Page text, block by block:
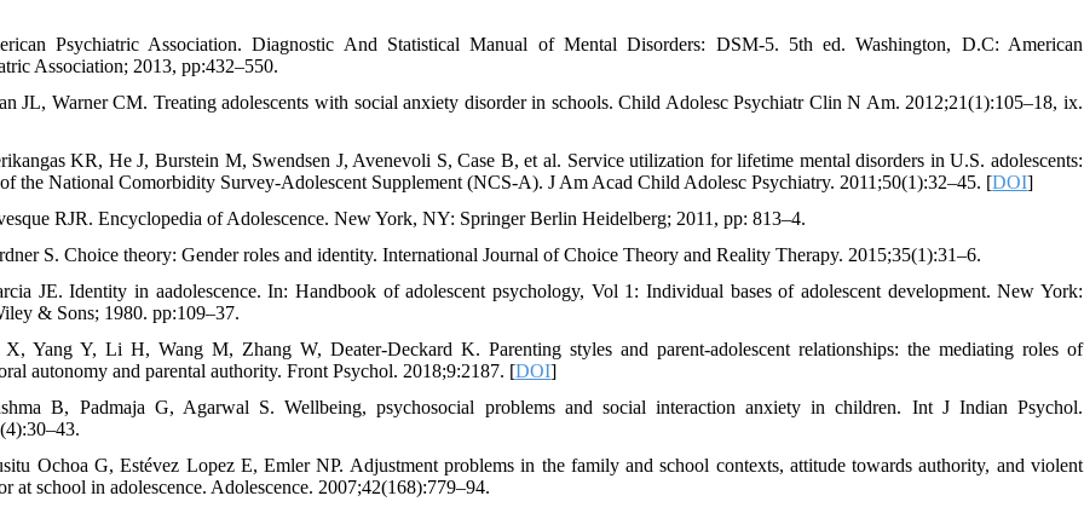
Psychiatric Association. Diagnostic And Statistical Manual of Mental Disorders: DSM-5. 5th ed. Washington, D.C: American
Association; 2013, pp:432–550.
JL, Warner CM. Treating adolescents with social anxiety disorder in schools. Child Adolesc Psychiatr Clin N Am. 2012;21(1):105–18, ix.
KR, He J, Burstein M, Swendsen J, Avenevoli S, Case B, et al. Service utilization for lifetime mental disorders in U.S. adolescents:
the National Comorbidity Survey-Adolescent Supplement (NCS-A). J Am Acad Child Adolesc Psychiatry. 2011;50(1):32–45. [DOI]
RJR. Encyclopedia of Adolescence. New York, NY: Springer Berlin Heidelberg; 2011, pp: 813–4.
S. Choice theory: Gender roles and identity. International Journal of Choice Theory and Reality Therapy. 2015;35(1):31–6.
JE. Identity in aadolescence. In: Handbook of adolescent psychology, Vol 1: Individual bases of adolescent development. New York:
& Sons; 1980. pp:109–37.
Yang Y, Li H, Wang M, Zhang W, Deater-Deckard K. Parenting styles and parent-adolescent relationships: the mediating roles of
autonomy and parental authority. Front Psychol. 2018;9:2187. [DOI]
B, Padmaja G, Agarwal S. Wellbeing, psychosocial problems and social interaction anxiety in children. Int J Indian Psychol.
Ochoa G, Estévez Lopez E, Emler NP. Adjustment problems in the family and school contexts, attitude towards authority, and violent
at school in adolescence. Adolescence. 2007;42(168):779–94.